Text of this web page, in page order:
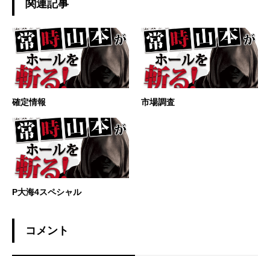
関連記事
確定情報 市場調査
P大海4スペシャル
コメント